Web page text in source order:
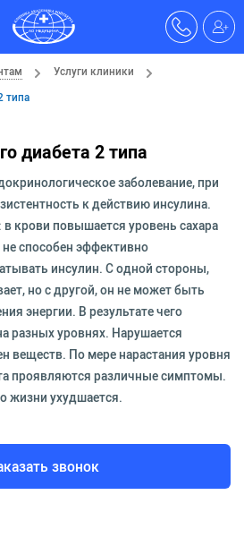
Услуги клиники
типа
диабета 2 типа
заболевание, при
к действию инсулина.
крови повышается уровень сахара
не способен эффективно
инсулин. С одной стороны,
но с другой, он не может быть
энергии. В результате чего
разных уровнях. Нарушается
веществ. По мере нарастания уровня
проявляются различные симптомы.
жизни ухудшается.
звонок